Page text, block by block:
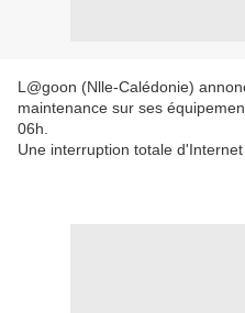
L@goon (Nlle-Calédonie)
maintenance sur ses
06h.
Une interruption totale d'Internet